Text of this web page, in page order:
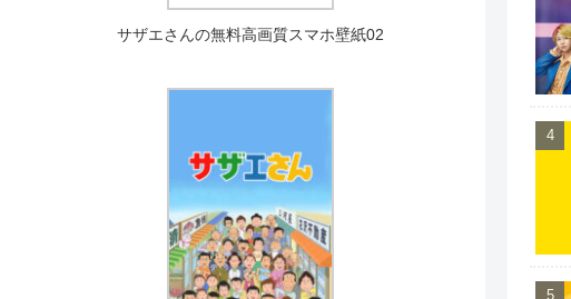
サザエさんの無料高画質スマホ壁紙02